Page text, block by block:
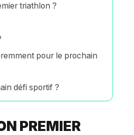
triathlon ?
pour le prochain
défi sportif ?
PREMIER